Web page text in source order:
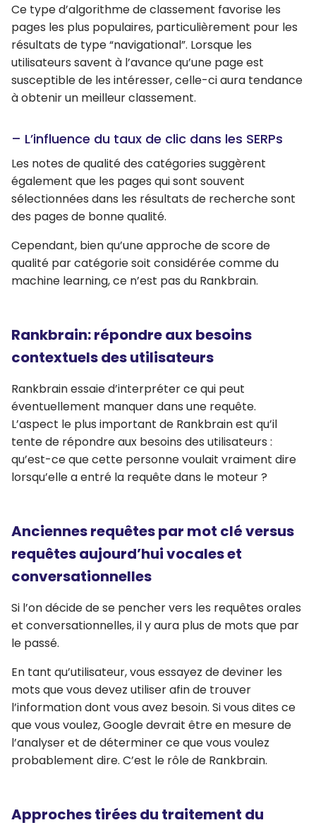
Ce type d’algorithme de classement favorise les
pages les plus populaires, particulièrement pour les
résultats de type “navigational”. Lorsque les
utilisateurs savent à l’avance qu’une page est
susceptible de les intéresser, celle-ci aura tendance
à obtenir un meilleur classement.
– L’influence du taux de clic dans les SERPs
Les notes de qualité des catégories suggèrent
également que les pages qui sont souvent
sélectionnées dans les résultats de recherche sont
des pages de bonne qualité.
Cependant, bien qu’une approche de score de
qualité par catégorie soit considérée comme du
machine learning, ce n’est pas du Rankbrain.
Rankbrain: répondre aux besoins
contextuels des utilisateurs
Rankbrain essaie d’interpréter ce qui peut
éventuellement manquer dans une requête.
L’aspect le plus important de Rankbrain est qu’il
tente de répondre aux besoins des utilisateurs :
qu’est-ce que cette personne voulait vraiment dire
lorsqu’elle a entré la requête dans le moteur ?
Anciennes requêtes par mot clé versus
requêtes aujourd’hui vocales et
conversationnelles
Si l’on décide de se pencher vers les requêtes orales
et conversationnelles, il y aura plus de mots que par
le passé.
En tant qu’utilisateur, vous essayez de deviner les
mots que vous devez utiliser afin de trouver
l’information dont vous avez besoin. Si vous dites ce
que vous voulez, Google devrait être en mesure de
l’analyser et de déterminer ce que vous voulez
probablement dire. C’est le rôle de Rankbrain.
Approches tirées du traitement du